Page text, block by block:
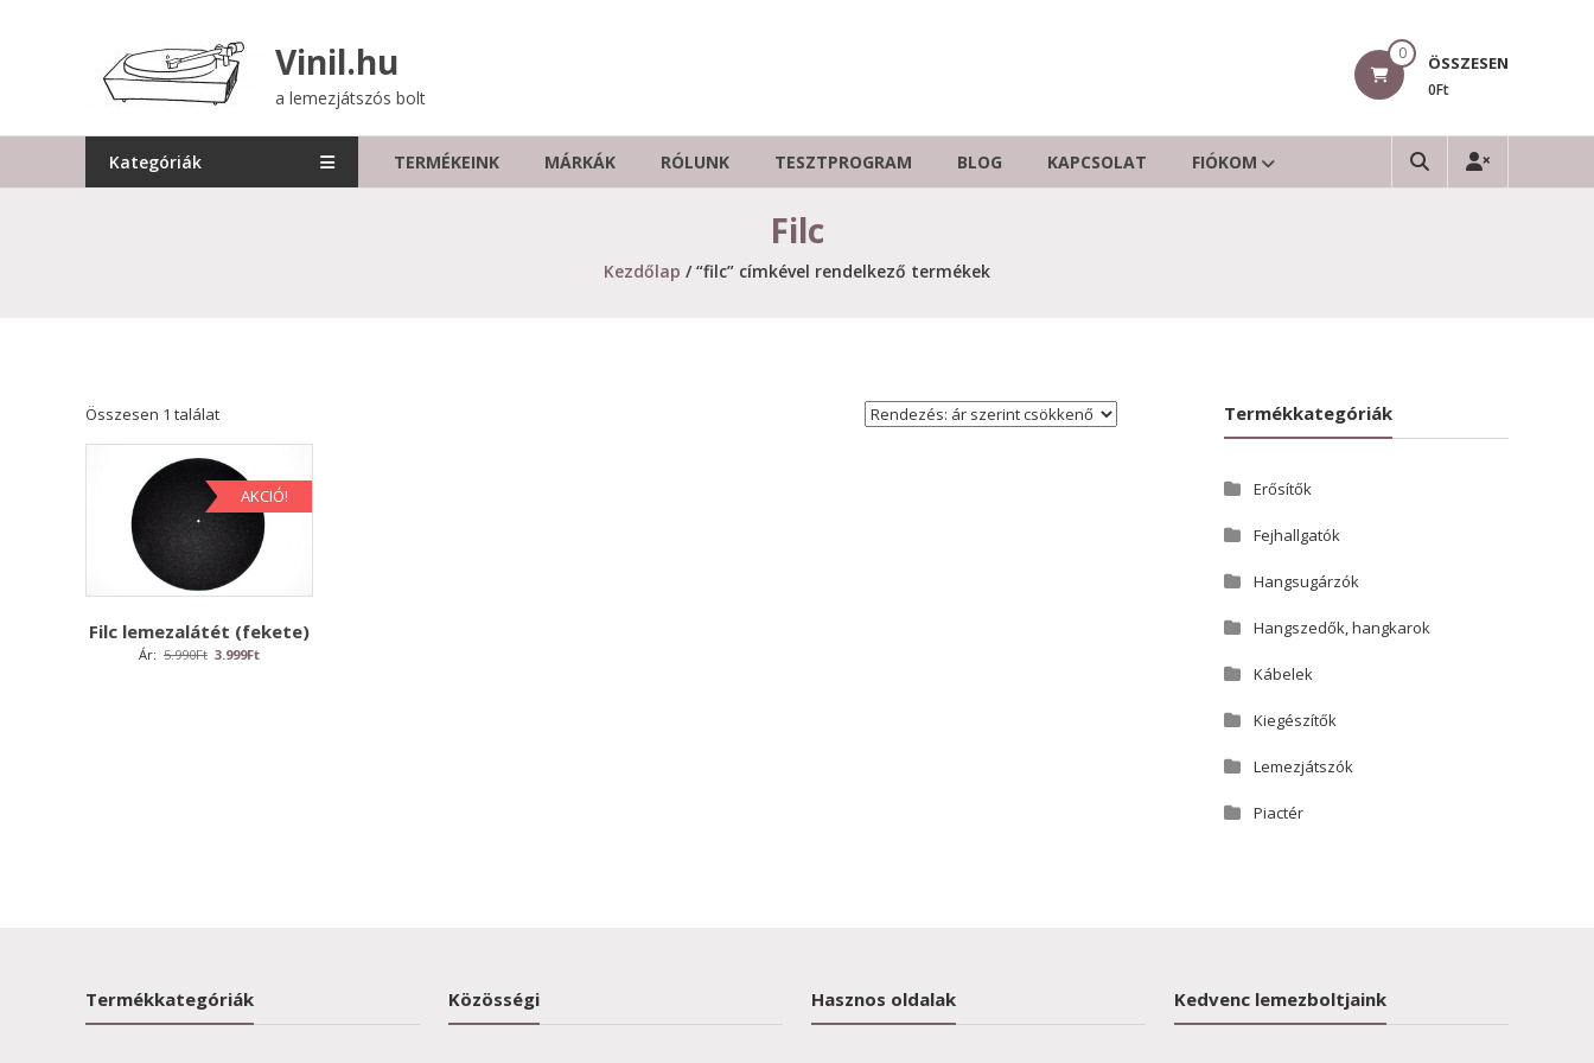
Vinil.hu
a lemezjátszós bolt
0 ÖSSZESEN
0Ft
Kategóriák TERMÉKEINK MÁRKÁK RÓLUNK TESZTPROGRAM BLOG KAPCSOLAT FIÓKOM
Filc
Kezdőlap / “filc” címkével rendelkező termékek
Összesen 1 találat
AKCIÓ!
Filc lemezalátét (fekete)
Ár: 5.990Ft Original
3.999FtCurrent
Termékkategóriák
Erősítők
Fejhallgatók
Hangsugárzók
Hangszedők, hangkarok
Kábelek
Kiegészítők
Lemezjátszók
Piactér
Termékkategóriák Közösségi Hasznos oldalak Kedvenc lemezboltjaink